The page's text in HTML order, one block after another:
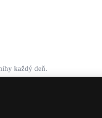
každý deň.